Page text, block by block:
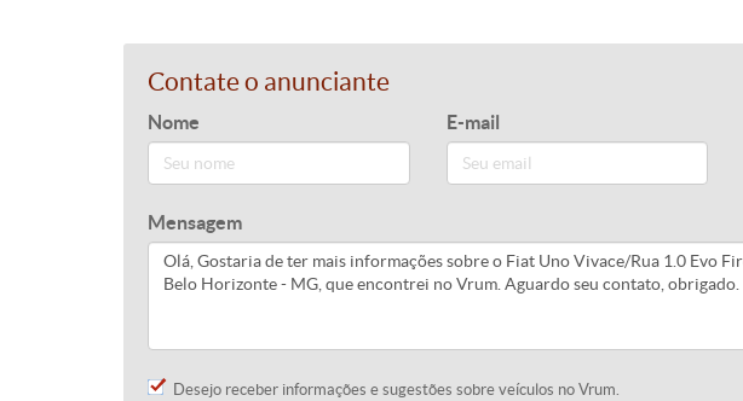
Contate o anunciante
Nome E-mail
Mensagem
Desejo receber informações e sugestões sobre veículos no Vrum.